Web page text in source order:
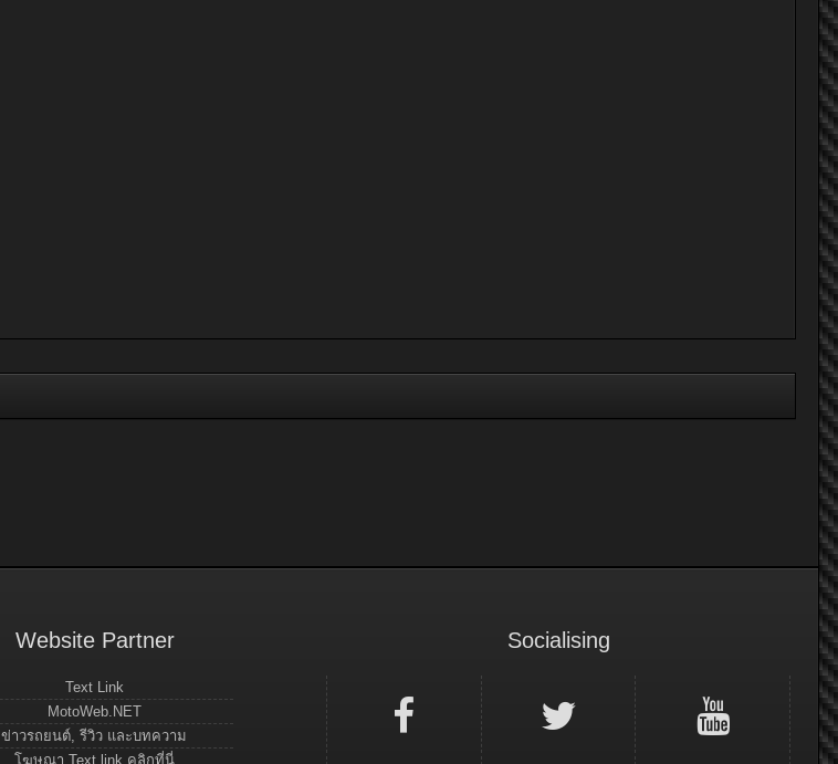
Website Partner
Text Link
MotoWeb.NET
ข่าวรถยนต์, รีวิว และบทความ
โฆษณา Text link คลิกที่นี่
Socialising